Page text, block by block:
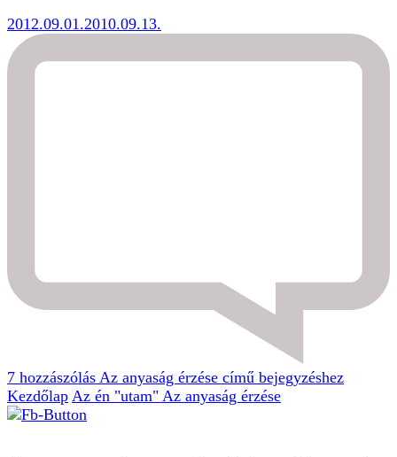
2012.09.01.2010.09.13.
7 hozzászólás Az anyaság érzése című bejegyzéshez
Kezdőlap Az én "utam" Az anyaság érzése